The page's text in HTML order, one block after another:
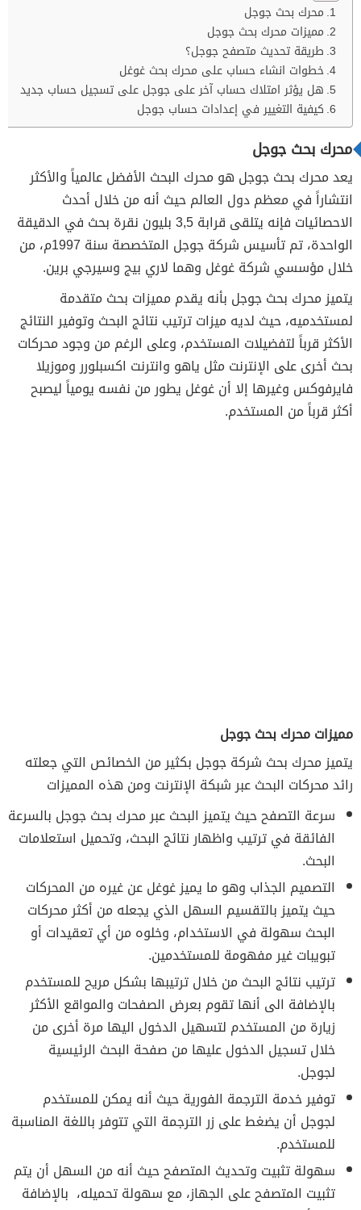
محرك بحث جوجل
مميزات محرك بحث جوجل
طريقة تحديث متصفح جوجل؟
خطوات انشاء حساب على محرك بحث غوغل
هل يؤثر امتلاك حساب آخر على جوجل على تسجيل حساب جديد
كيفية التغيير في إعدادات حساب جوجل
محرك بحث جوجل
يعد محرك بحث جوجل هو محرك البحث الأفضل عالمياً والأكثر
انتشاراً في معظم دول العالم حيث أنه من خلال أحدث
الاحصائيات فإنه يتلقى قرابة 3,5 بليون نقرة بحث في الدقيقة
الواحدة، تم تأسيس شركة جوجل المتخصصة سنة 1997م، من
خلال مؤسسي شركة غوغل وهما لاري بيج وسيرجي برين.
يتميز محرك بحث جوجل بأنه يقدم مميزات بحث متقدمة
لمستخدميه، حيث لديه ميزات ترتيب نتائج البحث وتوفير النتائج
الأكثر قرباً لتفضيلات المستخدم، وعلى الرغم من وجود محركات
بحث أخرى على الإنترنت مثل ياهو وانترنت اكسبلورر وموزيلا
فايرفوكس وغيرها إلا أن غوغل يطور من نفسه يومياً ليصبح
أكثر قرباً من المستخدم.
مميزات محرك بحث جوجل
يتميز محرك بحث شركة جوجل بكثير من الخصائص التي جعلته
رائد محركات البحث عبر شبكة الإنترنت ومن هذه المميزات
سرعة التصفح حيث يتميز البحث عبر محرك بحث جوجل بالسرعة
الفائقة في ترتيب واظهار نتائج البحث، وتحميل استعلامات
البحث.
التصميم الجذاب وهو ما يميز غوغل عن غيره من المحركات
حيث يتميز بالتقسيم السهل الذي يجعله من أكثر محركات
البحث سهولة في الاستخدام، وخلوه من أي تعقيدات أو
تبويبات غير مفهومة للمستخدمين.
ترتيب نتائج البحث من خلال ترتيبها بشكل مريح للمستخدم
بالإضافة الى أنها تقوم بعرض الصفحات والمواقع الأكثر
زيارة من المستخدم لتسهيل الدخول اليها مرة أخرى من
خلال تسجيل الدخول عليها من صفحة البحث الرئيسية
لجوجل.
توفير خدمة الترجمة الفورية حيث أنه يمكن للمستخدم
لجوجل أن يضغط على زر الترجمة التي تتوفر باللغة المناسبة
للمستخدم.
سهولة تثبيت وتحديث المتصفح حيث أنه من السهل أن يتم
تثبيت المتصفح على الجهاز، مع سهولة تحميله، بالإضافة